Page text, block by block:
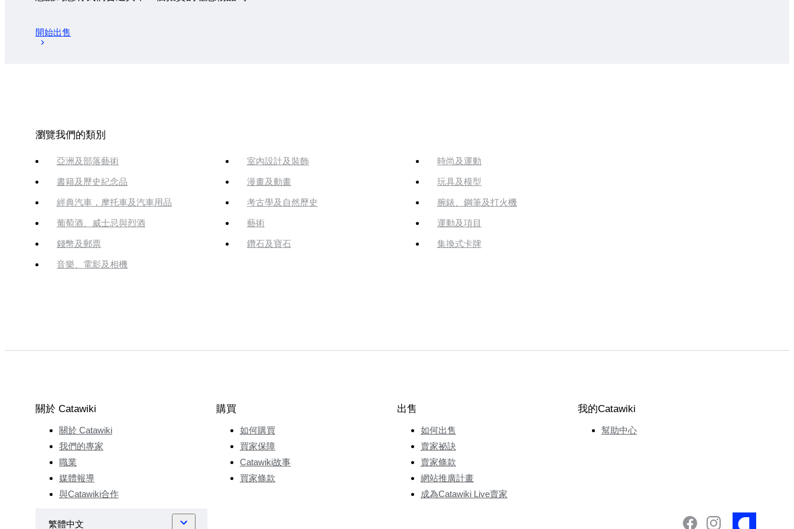
開始出售
瀏覽我們的類別
亞洲及部落藝術 室內設計及裝飾 時尚及運動
書籍及歷史紀念品 漫畫及動畫 玩具及模型
經典汽車，摩托車及汽車用品 考古學及自然歷史 腕錶、鋼筆及打火機
葡萄酒、威士忌與烈酒 藝術 運動及項目
錢幣及郵票 鑽石及寶石 集換式卡牌
音樂、電影及相機
關於 Catawiki
關於 Catawiki
我們的專家
職業
媒體報導
與Catawiki合作
購買
如何購買
買家保障
Catawiki故事
買家條款
出售
如何出售
賣家祕訣
賣家條款
網站推廣計畫
成為Catawiki Live賣家
我的Catawiki
幫助中心